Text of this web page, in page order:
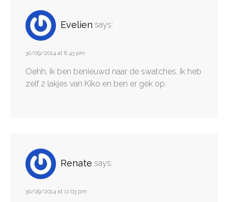
Evelien says:
30/09/2014 at 8:43 pm
Oehh, ik ben benieuwd naar de swatches. Ik heb
zelf 2 lakjes van Kiko en ben er gek op.
Renate says:
30/09/2014 at 11:03 pm